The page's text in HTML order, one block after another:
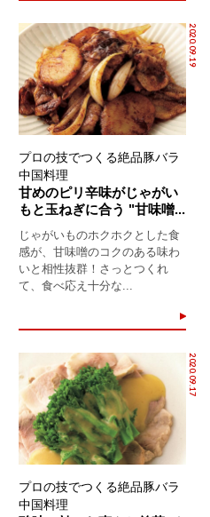
2020.09.19
プロの技でつくる絶品豚バラ
中国料理
甘めのピリ辛味がじゃがい
もと玉ねぎに合う "甘味噌...
じゃがいものホクホクとした食
感が、甘味噌のコクのある味わ
いと相性抜群！さっとつくれ
て、食べ応え十分な...
2020.09.17
プロの技でつくる絶品豚バラ
中国料理